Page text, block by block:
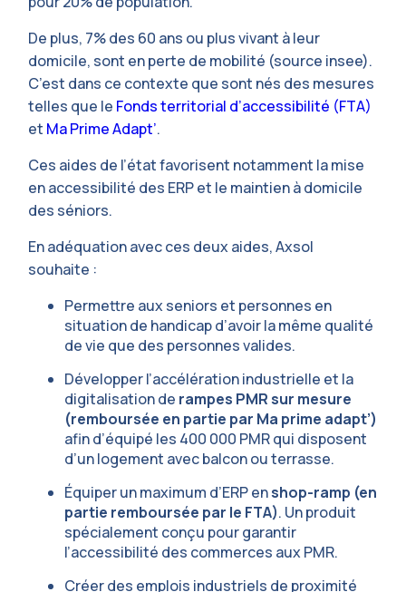
De plus, 7% des 60 ans ou plus vivant à leur
domicile, sont en perte de mobilité (source insee).
C’est dans ce contexte que sont nés des mesures
telles que le Fonds territorial d’accessibilité (FTA)
et Ma Prime Adapt’.
Ces aides de l’état favorisent notamment la mise
en accessibilité des ERP et le maintien à domicile
des séniors.
En adéquation avec ces deux aides, Axsol
souhaite :
Permettre aux seniors et personnes en
situation de handicap d’avoir la même qualité
de vie que des personnes valides.
Développer l’accélération industrielle et la
digitalisation de rampes PMR sur mesure
(remboursée en partie par Ma prime adapt’)
afin d’équipé les 400 000 PMR qui disposent
d’un logement avec balcon ou terrasse.
Équiper un maximum d’ERP enshop-ramp (en
partie remboursée par le FTA). Un produit
spécialement conçu pour garantir
l’accessibilité des commerces aux PMR.
Créer des emplois industriels de proximité